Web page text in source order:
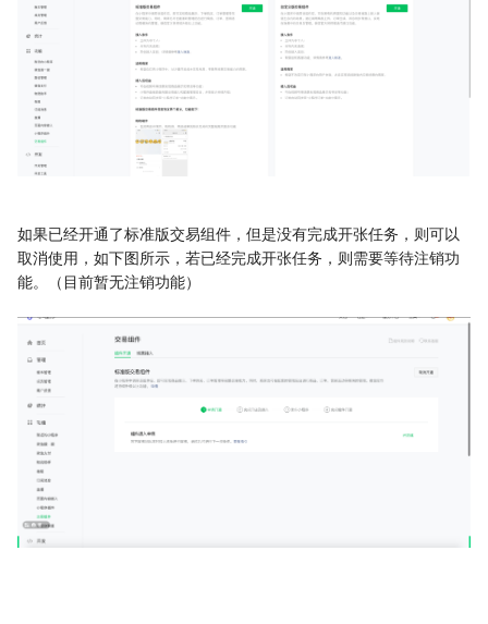
如果已经开通了标准版交易组件，但是没有完成开张任务，则可以
取消使用，如下图所示，若已经完成开张任务，则需要等待注销功
能。（目前暂无注销功能）